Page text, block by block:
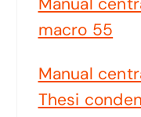
macro 55
Manual
Thesi